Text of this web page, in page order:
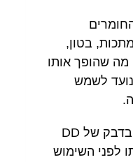
בטון,
מה שהופך אותו
לשמש
אם לא השתמשתם בעבר בדבק של DD
לפני השימוש